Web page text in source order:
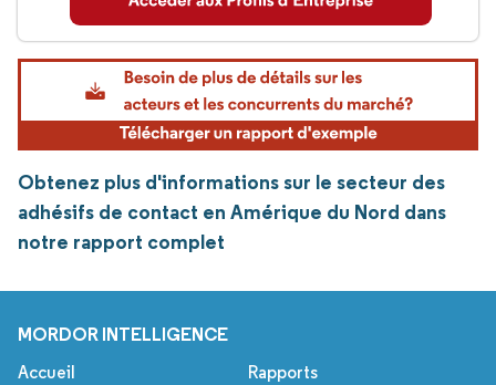
Obtenez plus d'informations sur le secteur des
adhésifs de contact en Amérique du Nord dans
notre rapport complet
MORDOR INTELLIGENCE
Accueil Rapports